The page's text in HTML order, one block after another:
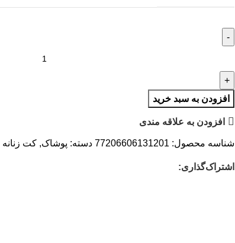
افزودن به سبد خرید
افزودن به علاقه مندی
شناسه محصول: 77206606131201 دسته: پوشاک, کت زنانه
اشتراک‌گذاری: